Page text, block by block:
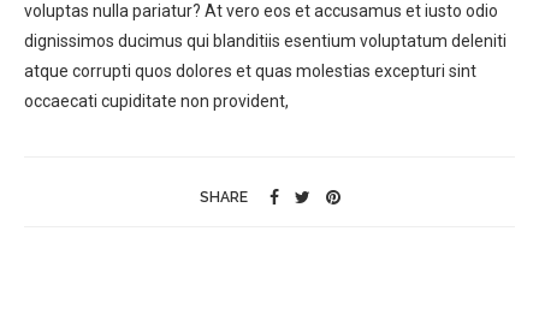
voluptas nulla pariatur? At vero eos et accusamus et iusto odio
dignissimos ducimus qui blanditiis esentium voluptatum deleniti
atque corrupti quos dolores et quas molestias excepturi sint
occaecati cupiditate non provident,
SHARE